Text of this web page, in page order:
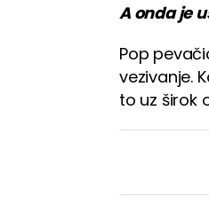
A onda je
Pop
vezivanje.
to uz širok